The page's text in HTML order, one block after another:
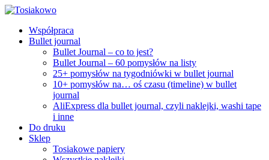
Współpraca
Bullet journal
Bullet Journal – co to jest?
Bullet Journal – 60 pomysłów na listy
25+ pomysłów na tygodniówki w bullet journal
10+ pomysłów na… oś czasu (timeline) w bullet
journal
AliExpress dla bullet journal, czyli naklejki, washi tape
i inne
Do druku
Sklep
Tosiakowe papiery